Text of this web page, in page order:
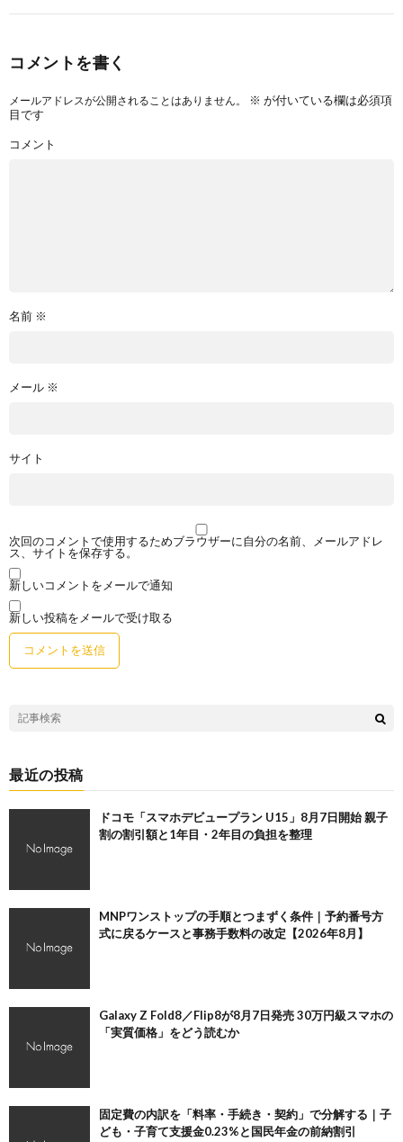
コメントを書く
メールアドレスが公開されることはありません。 ※ が付いている欄は必須項
目です
コメント
名前 ※
メール ※
サイト
次回のコメントで使用するためブラウザーに自分の名前、メールアドレ
ス、サイトを保存する。
新しいコメントをメールで通知
新しい投稿をメールで受け取る
最近の投稿
ドコモ「スマホデビュープラン U15」8月7日開始 親子
割の割引額と1年目・2年目の負担を整理
MNPワンストップの手順とつまずく条件｜予約番号方
式に戻るケースと事務手数料の改定【2026年8月】
Galaxy Z Fold8／Flip8が8月7日発売 30万円級スマホの
「実質価格」をどう読むか
固定費の内訳を「料率・手続き・契約」で分解する｜子
ども・子育て支援金0.23%と国民年金の前納割引